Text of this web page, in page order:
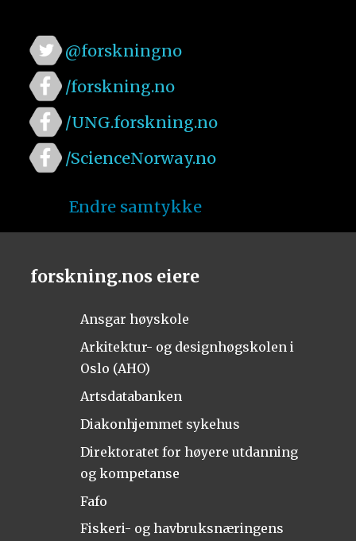
@forskningno
/forskning.no
/UNG.forskning.no
/ScienceNorway.no
Endre samtykke
forskning.nos eiere
Ansgar høyskole
Arkitektur- og designhøgskolen i
Oslo (AHO)
Artsdatabanken
Diakonhjemmet sykehus
Direktoratet for høyere utdanning
og kompetanse
Fafo
Fiskeri- og havbruksnæringens